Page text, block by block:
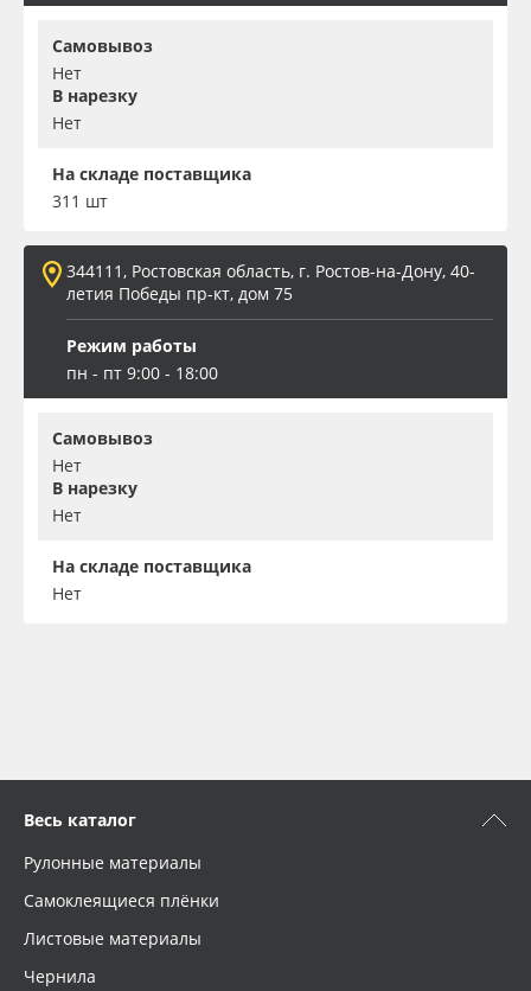
Самовывоз
Нет
В нарезку
Нет
На складе поставщика
311 шт
344111, Ростовская область, г. Ростов-на-Дону, 40-
летия Победы пр-кт, дом 75
Режим работы
пн - пт 9:00 - 18:00
Самовывоз
Нет
В нарезку
Нет
На складе поставщика
Нет
Весь каталог
Рулонные материалы
Самоклеящиеся плёнки
Листовые материалы
Чернила